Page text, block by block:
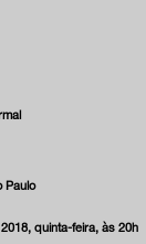
Paulo
quinta-feira, às 20h